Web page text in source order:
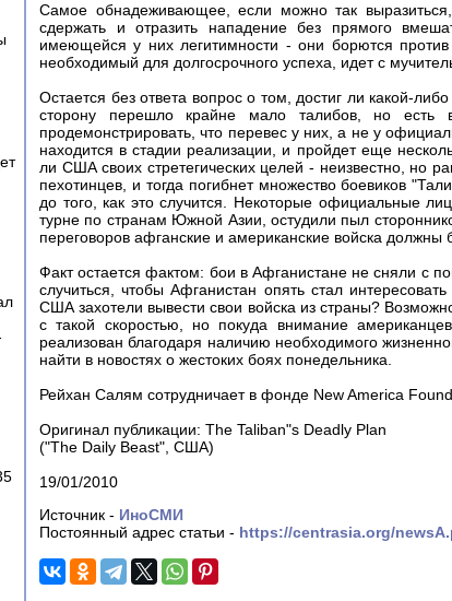
Самое обнадеживающее, если можно так
сдержать и отразить нападение без прямого
имеющейся у них легитимности - они борются против
необходимый для долгосрочного успеха, идет с
Остается без ответа вопрос о том, достиг ли какой-
сторону перешло крайне мало талибов, но есть
продемонстрировать, что перевес у них, а не у
находится в стадии реализации, и пройдет еще
ли США своих стретегических целей - неизвестно, но
пехотинцев, и тогда погибнет множество боевиков
до того, как это случится. Некоторые официальные
турне по странам Южной Азии, остудили пыл
переговоров афганские и американские войска должны
Факт остается фактом: бои в Афганистане не сняли с
случиться, чтобы Афганистан опять стал
США захотели вывести свои войска из страны?
с такой скоростью, но покуда внимание
реализован благодаря наличию необходимого
найти в новостях о жестоких боях понедельника.
Рейхан Салям сотрудничает в фонде New America
Оригинал публикации: The Taliban"s Deadly Plan
("The Daily Beast", США)
19/01/2010
Источник - ИноСМИ
Постоянный адрес статьи - https://centrasia.org/